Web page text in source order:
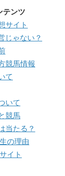
テンツ
サイト
じゃない？
競馬情報
て
いて
競馬
当たる？
の理由
イト